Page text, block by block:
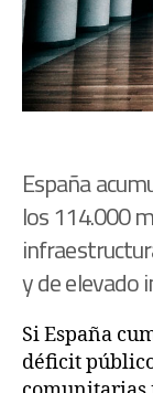
España
los 114.000
y de elevado
Si España
déficit